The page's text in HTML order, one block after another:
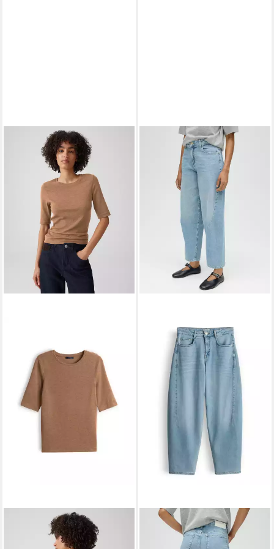
3/4-Arm-Shirt mit feiner
Mélange Slim Fit Vielseitig
OPUS
Relax-fit-Jeans Barrel Jeans
aus BCI Cotton Mix Mid Rise